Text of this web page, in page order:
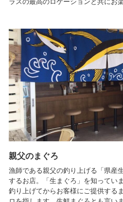
親父のまぐろ
漁師である親父の釣り上げる「県産
するお店。「生まぐろ」を知ってい
釣り上げてからお客様にご提供する